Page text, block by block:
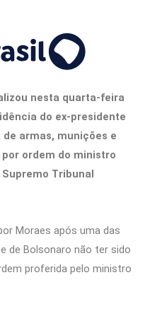
nesta quarta-feira
do ex-presidente
armas, munições e
ordem do ministro
Tribunal
Moraes após uma das
de Bolsonaro não ter sido
proferida pelo ministro